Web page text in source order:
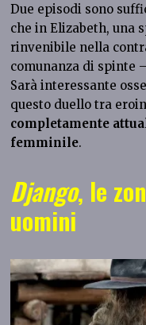
Due episodi sono
che in Elizabeth, una
rinvenibile nella
comunanza di spinte
Sarà interessante
questo duello tra
completamente
femminile.
Django, le
uomini